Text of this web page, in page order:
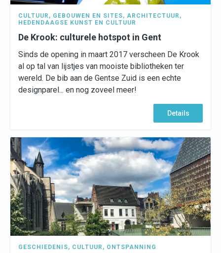
CULTUUR , GEBOUWEN EN SITES, ARCHITECTUUR ,
HEDENDAAGSE KUNST EN CULTUUR
De Krook: culturele hotspot in Gent
Sinds de opening in maart 2017 verscheen De Krook
al op tal van lijstjes van mooiste bibliotheken ter
wereld. De bib aan de Gentse Zuid is een echte
designparel... en nog zoveel meer!
Details
GESCHIEDENIS, CULTUUR , ONTSPANNING